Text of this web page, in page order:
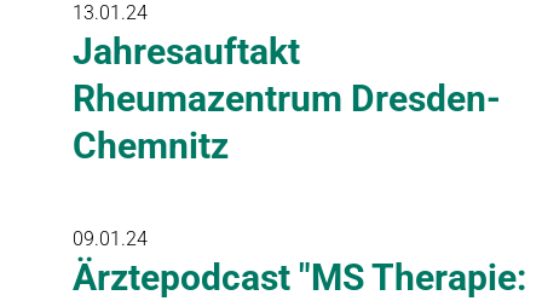
13.01.24
Jahresauftakt
Rheumazentrum Dresden-
Chemnitz
09.01.24
Ärztepodcast "MS Therapie: